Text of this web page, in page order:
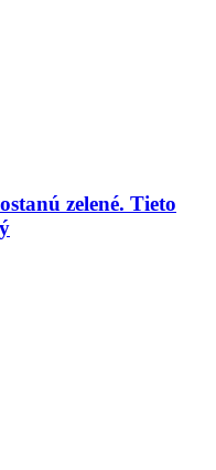
zelené. Tieto